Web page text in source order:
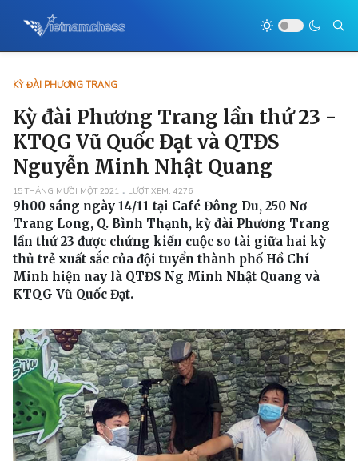
KỲ ĐÀI PHƯƠNG TRANG
Kỳ đài Phương Trang lần thứ 23 -
KTQG Vũ Quốc Đạt và QTĐS
Nguyễn Minh Nhật Quang
15 THÁNG MƯỜI MỘT 2021 LƯỢT XEM: 4276
9h00 sáng ngày 14/11 tại Café Đông Du, 250 Nơ
Trang Long, Q. Bình Thạnh, kỳ đài Phương Trang
lần thứ 23 được chứng kiến cuộc so tài giữa hai kỳ
thủ trẻ xuất sắc của đội tuyển thành phố Hồ Chí
Minh hiện nay là QTĐS Ng Minh Nhật Quang và
KTQG Vũ Quốc Đạt.